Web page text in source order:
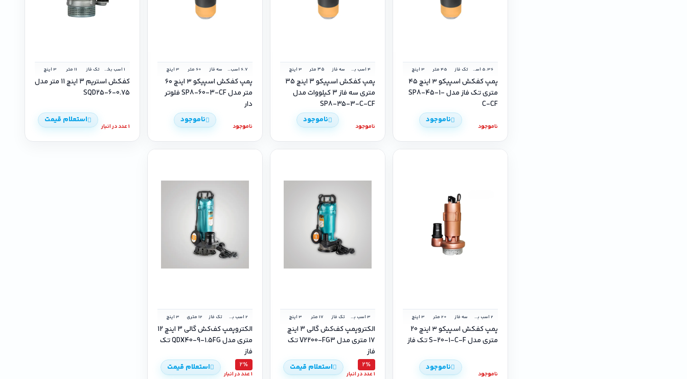
5.36 اسب بخار تک فاز 45 متر 3 اینچ
پمپ کفکش اسپیکو ۳ اینچ ۴۵
متری تک فاز مدل SP8-45-1-
C-CF
ناموجود
ناموجود
4 اسب بخار سه فاز ۳۵ متر 3 اینچ
پمپ کفکش اسپیکو 3 اینچ 35
متری سه فاز 3 کیلووات مدل
SP8-35-3-C-CF
ناموجود
ناموجود
6.7 اسب بخار سه فاز 60 متر 3 اینچ
پمپ کفکش اسپیکو ۳ اینچ ۶۰
متر مدل SP8-60-3-CF فلوتر
دار
ناموجود
ناموجود
1 اسب بخار تک فاز 11 متر 3 اینچ
کفکش استریم 3 اینچ 11 متر مدل
SQD25-6-0.75
1 عدد در انبار
استعلام قیمت
2 اسب بخار سه ‌فاز‌ 20 متر 3 اینچ
پمپ کفکش اسپیکو ۳ اینچ 20
متری مدل S-20-1-C-F تک فاز
ناموجود
ناموجود
3 اسب بخار تک فاز 17 متر 3 اینچ
الکتروپمپ کف‌کش گالی 3 اینچ
17 متری مدل V2200-FG3 تک
فاز
2٪
1 عدد در انبار
استعلام قیمت
2 اسب بخار تک فاز 12 متری 3 اینچ
الکتروپمپ کف‌کش گالی 3 اینچ 12
متری مدل QDX40-9-1.5FG تک
فاز
2٪
1 عدد در انبار
استعلام قیمت